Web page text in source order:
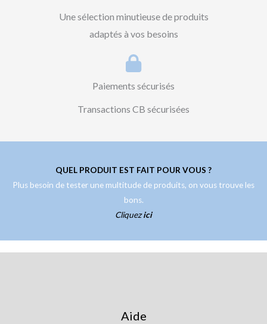
Une sélection minutieuse de produits
adaptés à vos besoins
Paiements sécurisés
Transactions CB sécurisées
QUEL PRODUIT EST FAIT POUR VOUS ?
Plus besoin de tester une multitude de produits, on vous trouve les
bons.
Cliquezici
Aide